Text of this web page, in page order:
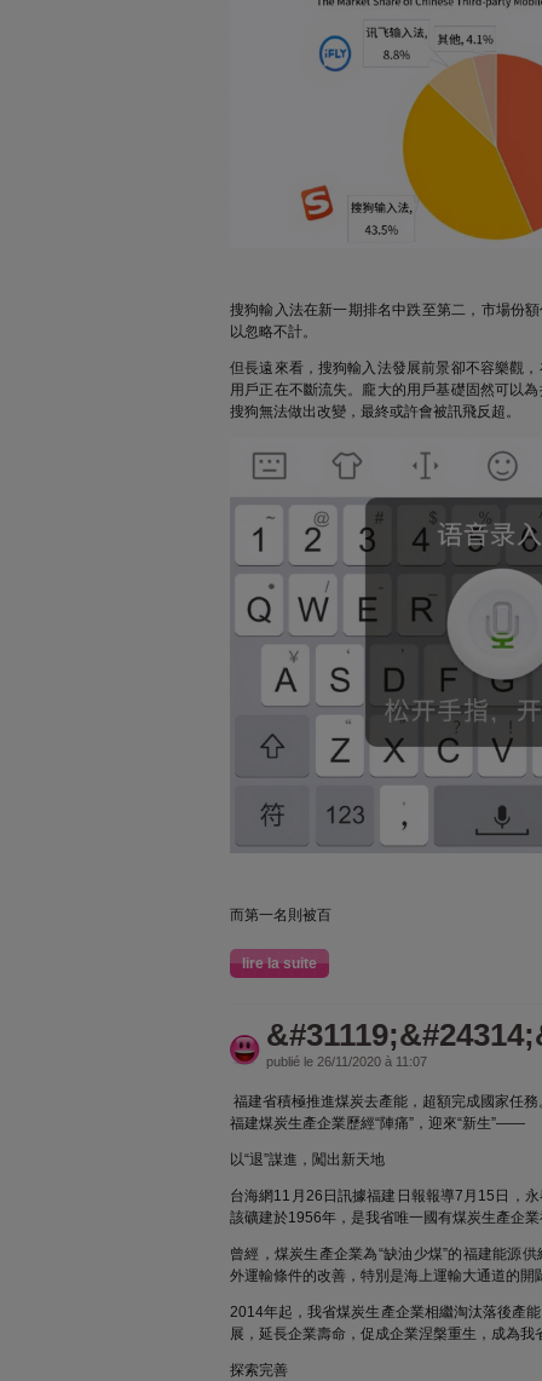
搜狗輸入法在新一期排名中跌至第二，市場份
以忽略不計。
但長遠來看，搜狗輸入法發展前景卻不容樂觀
用戶正在不斷流失。龐大的用戶基礎固然可以
搜狗無法做出改變，最終或許會被訊飛反超。
而第一名則被百
lire la suite
publié le 26/11/2020 à 11:07
福建省積極推進煤炭去產能，超額完成國家任
福建煤炭生產企業歷經“陣痛”，迎來“新生”——
以“退”謀進，闖出新天地
台海網11月26日訊據福建日報報導7月15日，
該礦建於1956年，是我省唯一國有煤炭生產企
曾經，煤炭生產企業為“缺油少煤”的福建能源
外運輸條件的改善，特別是海上運輸大通道的開
2014年起，我省煤炭生產企業相繼淘汰落後產
展，延長企業壽命，促成企業涅槃重生，成為
探索完善